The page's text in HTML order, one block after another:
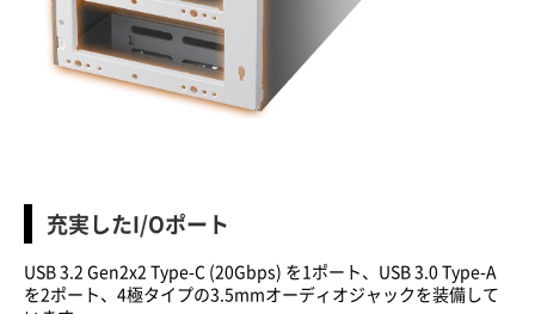
充実したI/Oポート
USB 3.2 Gen2x2 Type-C (20Gbps) を 1 ポート、 USB 3.0 Type-A
を2ポート、 4極タイプの3.5mmオーディオジャックを装備して